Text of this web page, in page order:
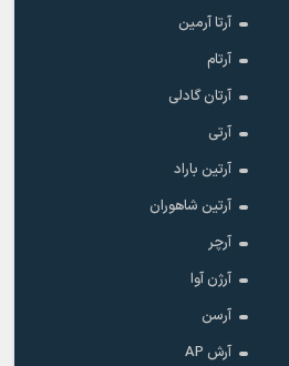
آرتا آرمین
آرتام
آرتان گادلی
آرتی
آرتین باراد
آرتین شاهوران
آرچر
آرژن آوا
آرسن
آرش AP